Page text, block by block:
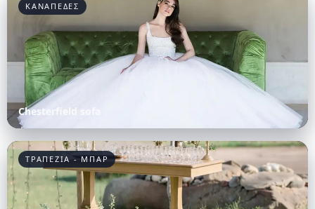
ΚΑΝΑΠΕΔΕΣ
Chesterfield sofa
ΤΡΑΠΕΖΙΑ - ΜΠΑΡ